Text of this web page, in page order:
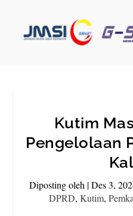
Kutim
Pengelolaan
Diposting oleh |Des 3,
DPRD, Kutim,